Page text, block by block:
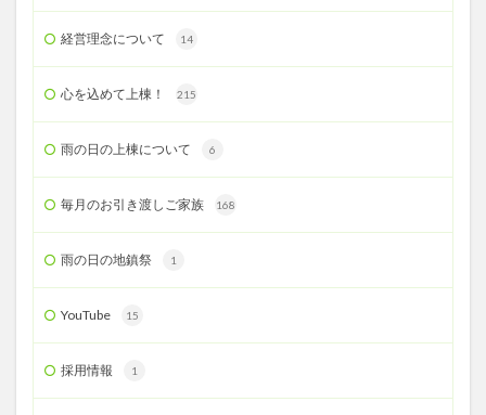
経営理念について 14
心を込めて上棟！ 215
雨の日の上棟について 6
毎月のお引き渡しご家族 168
雨の日の地鎮祭 1
YouTube 15
採用情報 1